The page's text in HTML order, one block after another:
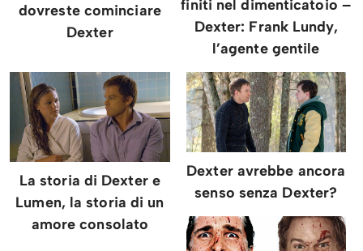
dovreste cominciare
Dexter
finiti nel dimenticatoio –
Dexter: Frank Lundy,
l’agente gentile
La storia di Dexter e
Lumen, la storia di un
amore consolato
Dexter avrebbe ancora
senso senza Dexter?